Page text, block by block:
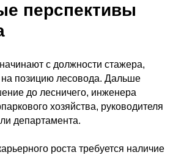
перспективы
с должности стажера,
на позицию лесовода. Дальше
до лесничего, инженера
хозяйства, руководителя
департамента.
роста требуется наличие